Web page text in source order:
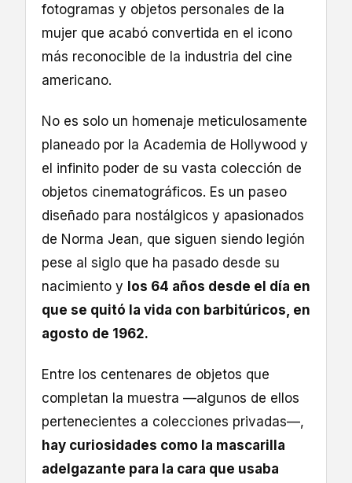
fotogramas y objetos personales de la
mujer que acabó convertida en el icono
más reconocible de la industria del cine
americano.
No es solo un homenaje meticulosamente
planeado por la Academia de Hollywood y
el infinito poder de su vasta colección de
objetos cinematográficos. Es un paseo
diseñado para nostálgicos y apasionados
de Norma Jean, que siguen siendo legión
pese al siglo que ha pasado desde su
nacimiento y los 64 años desde el día en
que se quitó la vida con barbitúricos, en
agosto de 1962.
Entre los centenares de objetos que
completan la muestra —algunos de ellos
pertenecientes a colecciones privadas—,
hay curiosidades como la mascarilla
adelgazante para la cara que usaba